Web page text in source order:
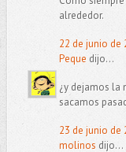
alrededor.
22 de junio de
Peque dijo...
¿y dejamos la
sacamos
23 de junio de
molinos dijo...